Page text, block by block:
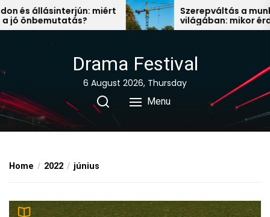
Skip
to
miért
Szerepváltás a munka
világában: mikor érdemes új
állás után nézni?
Drama Festival
6 August 2026, Thursday
Menu
Home 2022 június